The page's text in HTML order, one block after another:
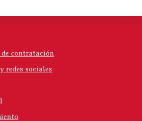
de contratación
redes sociales